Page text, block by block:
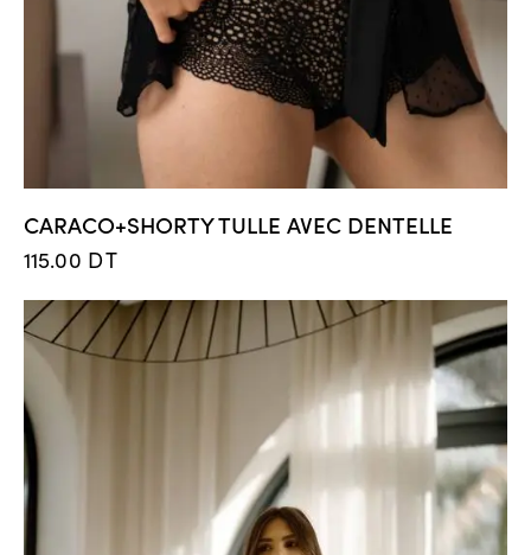
CARACO+SHORTY TULLE AVEC DENTELLE
115.00 DT